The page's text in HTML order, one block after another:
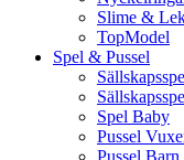
Slime &
TopModel
Spel & Pussel
Spel Baby
Pussel
Pussel Barn